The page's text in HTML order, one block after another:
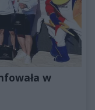
w